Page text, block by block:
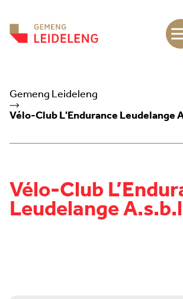
Gemeng Leideleng
Vélo-Club L'Endurance Leudelange
Vélo-Club
Leudelange